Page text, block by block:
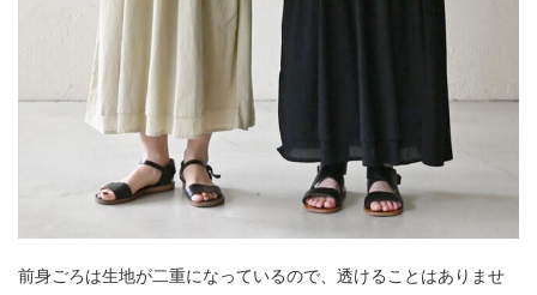
前身ごろは生地が二重になっているので、透けることはありませ